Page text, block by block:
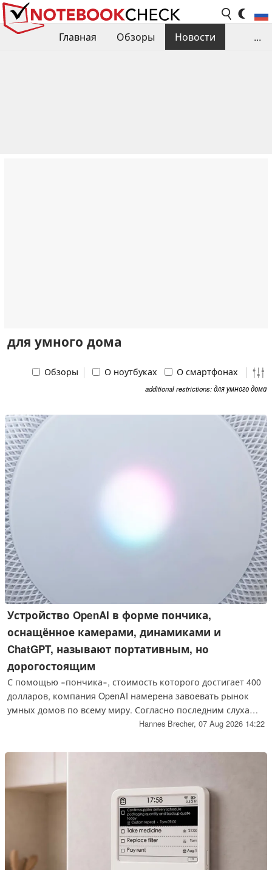
Главная Обзоры
Новости
...
для умного дома
Обзоры О ноутбуках О смартфонах
additional restrictions: для умного дома
Устройство OpenAI в форме пончика,
оснащённое камерами, динамиками и
ChatGPT, называют портативным, но
дорогостоящим
С помощью «пончика», стоимость которого достигает 400
долларов, компания OpenAI намерена завоевать рынок
умных домов по всему миру. Согласно последним слухам,
портативная умная колонка производителя ChatGPT будет
отличаться высокой степенью интерактивности.
Hannes Brecher, 07 Aug 2026 14:22